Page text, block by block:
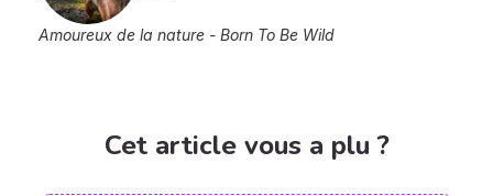
Amoureux de la nature - Born To Be Wild
Cet article vous a plu ?